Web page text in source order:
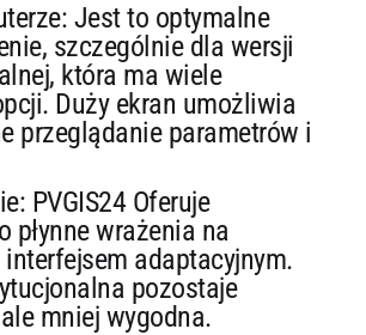
Jest to optymalne
szczególnie dla wersji
która ma wiele
Duży ekran umożliwia
przeglądanie parametrów i
PVGIS24 Oferuje
płynne wrażenia na
adaptacyjnym.
pozostaje
mniej wygodna.